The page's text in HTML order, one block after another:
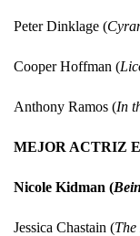
Peter Dinklage (
Cooper Hoffman (
Anthony Ramos (In
MEJOR ACTRIZ
Nicole Kidman (
Jessica Chastain (